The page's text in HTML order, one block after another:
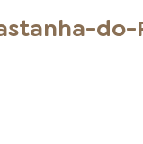
do-